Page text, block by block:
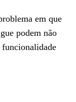
em que
podem não
funcionalidade